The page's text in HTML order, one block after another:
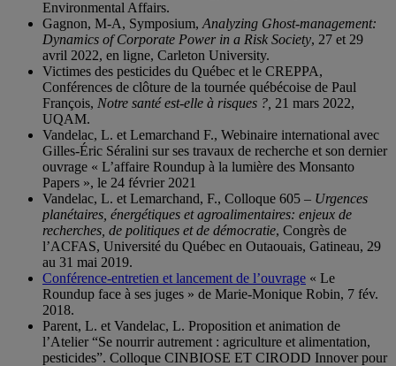
Environmental Affairs.
Gagnon, M-A, Symposium, Analyzing Ghost-management:
Dynamics of Corporate Power in a Risk Society, 27 et 29
avril 2022, en ligne, Carleton University.
Victimes des pesticides du Québec et le CREPPA,
Conférences de clôture de la tournée québécoise de Paul
François, Notre santé est-elle à risques ?, 21 mars 2022,
UQAM.
Vandelac, L. et Lemarchand F., Webinaire international avec
Gilles-Éric Séralini sur ses travaux de recherche et son dernier
ouvrage « L’affaire Roundup à la lumière des Monsanto
Papers », le 24 février 2021
Vandelac, L. et Lemarchand, F., Colloque 605 – Urgences
planétaires, énergétiques et agroalimentaires: enjeux de
recherches, de politiques et de démocratie, Congrès de
l’ACFAS, Université du Québec en Outaouais, Gatineau, 29
au 31 mai 2019.
Conférence-entretien et lancement de l’ouvrage « Le
Roundup face à ses juges » de Marie-Monique Robin, 7 fév.
2018.
Parent, L. et Vandelac, L. Proposition et animation de
l’Atelier “Se nourrir autrement : agriculture et alimentation,
pesticides”. Colloque CINBIOSE ET CIRODD Innover pour